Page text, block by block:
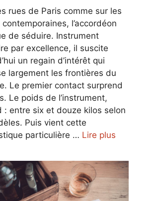
rues de Paris comme sur les
l’accordéon
de séduire. Instrument
par excellence, il suscite
un regain d’intérêt qui
largement les frontières du
Le premier contact surprend
Le poids de l’instrument,
: entre six et douze kilos selon
Puis vient cette
particulière … Lire plus